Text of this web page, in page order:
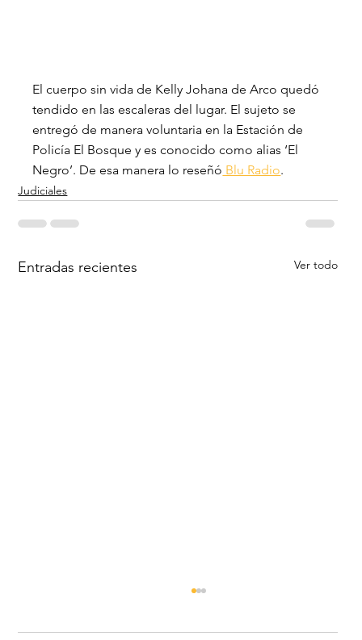
El cuerpo sin vida de Kelly Johana de Arco quedó
tendido en las escaleras del lugar. El sujeto se
entregó de manera voluntaria en la Estación de
Policía El Bosque y es conocido como alias ‘El
Negro’. De esa manera lo reseñó Blu Radio.
Judiciales
Entradas recientes Ver todo